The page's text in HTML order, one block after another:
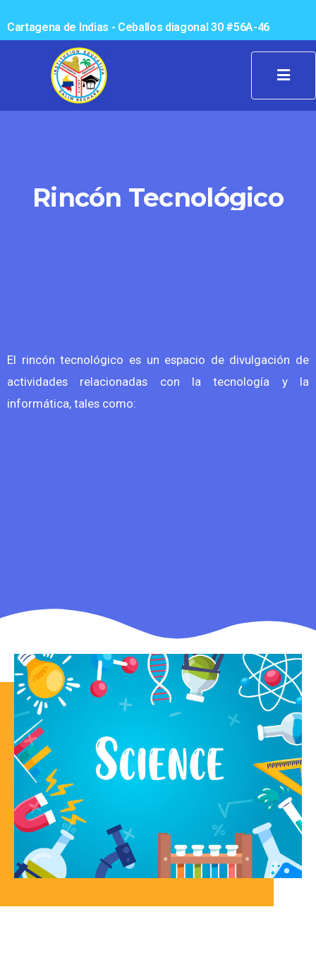
Cartagena de Indias - Ceballos diagonal 30 #56A-46
Rincón Tecnológico
El rincón tecnológico es un espacio de divulgación de
actividades relacionadas con la tecnología y la
informática, tales como: